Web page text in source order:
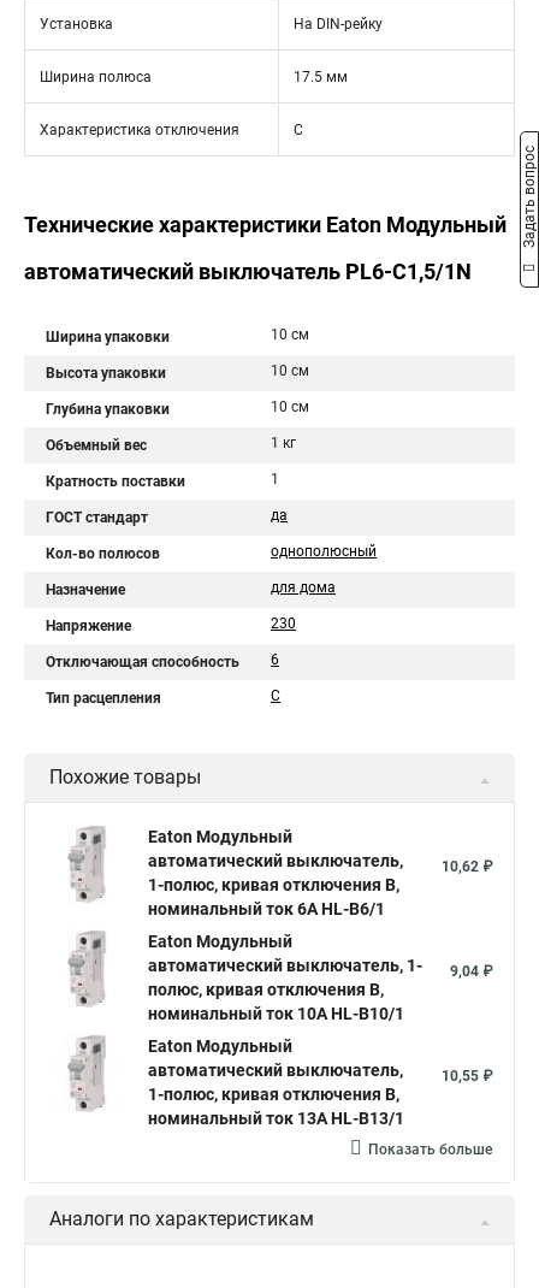
Установка На DIN-рейку
Ширина полюса 17.5 мм
Характеристика отключения C
Технические характеристики Eaton Модульный
автоматический выключатель PL6-C1,5/1N
Ширина упаковки 10 см
Высота упаковки 10 см
Глубина упаковки 10 см
Объемный вес 1 кг
Кратность поставки 1
ГОСТ стандарт да
Кол-во полюсов однополюсный
Назначение для дома
Напряжение 230
Отключающая способность 6
Тип расцепления C
Похожие товары
Eaton Модульный
автоматический выключатель,
1-полюс, кривая отключения B,
номинальный ток 6А HL-B6/1
10,62 ₽
Eaton Модульный
автоматический выключатель, 1-
полюс, кривая отключения B,
номинальный ток 10А HL-B10/1
9,04 ₽
Eaton Модульный
автоматический выключатель,
1-полюс, кривая отключения B,
номинальный ток 13А HL-B13/1
10,55 ₽
Показать больше
Аналоги по характеристикам
Задать вопрос